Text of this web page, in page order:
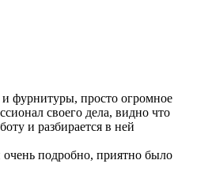
фурнитуры, просто огромное
своего дела, видно что
и разбирается в ней
очень подробно, приятно было